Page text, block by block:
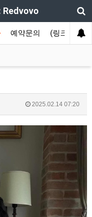
Redvovo
예약문의 (링크)카톡
2025.02.14 07:20